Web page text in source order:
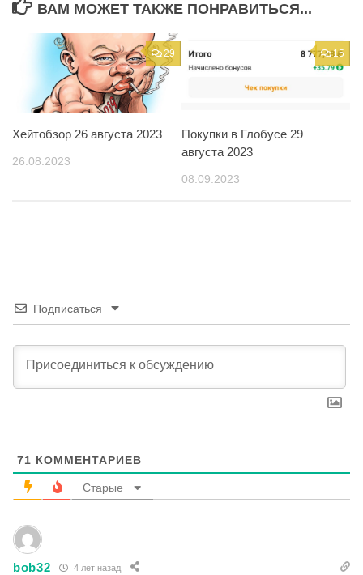
ВАМ МОЖЕТ ТАКЖЕ ПОНРАВИТЬСЯ...
29
Хейтобзор 26 августа 2023
26.08.2023
15
Покупки в Глобусе 29
августа 2023
08.09.2023
Подписаться
71 КОММЕНТАРИЕВ
Старые
bob32 4 лет назад